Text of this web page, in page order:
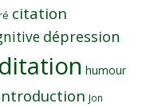
citation
dépression
humour
Jon